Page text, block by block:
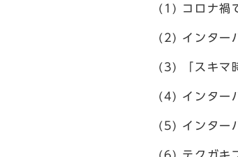
(1) コロナ禍
(2) インター
(3) 「スキマ
(4) インター
(5) インター